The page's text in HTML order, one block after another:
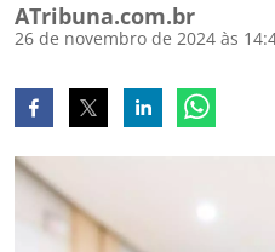
ATribuna.com.br
26 de novembro de 2024 às